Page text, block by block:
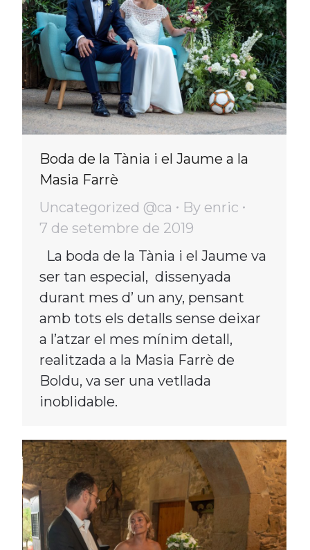
Boda de la Tània i el Jaume a la
Masia Farrè
Uncategorized @ca
By enric
7 de setembre de 2019
La boda de la Tània i el Jaume va
ser tan especial, dissenyada
durant mes d’ un any, pensant
amb tots els detalls sense deixar
a l’atzar el mes mínim detall,
realitzada a la Masia Farrè de
Boldu, va ser una vetllada
inoblidable.